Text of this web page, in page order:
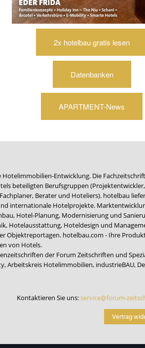
2x hotelbau gratis lesen
Datenbanken
APARTMENT-News
Entwicklung. Die
beteiligten Berufsgruppen (Projektentwickler,
Berater und Hoteliers). hotelbau
internationale Hotelprojekte.
Hotel-Planung, Modernisierung und
Hotelausstattung, Hoteldesign und
Objektreportagen. hotelbau.com - Ihre
von Hotels.
der Forum Zeitschriften und
,Arbeitskreis Hotelimmobilien, industrieBAU,
Kontaktieren Sie uns:service@forum-
Vertrag